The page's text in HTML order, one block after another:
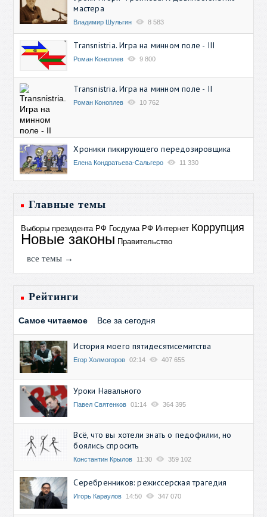
мастера
Владимир Шульгин 8 583
Transnistria. Игра на минном поле - III
Роман Коноплев 9 800
Transnistria. Игра на минном поле - II
Роман Коноплев 10 762
Хроники пикирующего передозировщика
Елена Кондратьева-Сальгеро 11 330
Главные темы
Выборы президента РФ Госдума РФ Интернет Коррупция
Новые законы Правительство
все темы →
Рейтинги
Самое читаемое Все за сегодня
История моего пятидесятисемитства
Егор Холмогоров 02:14 407 655
Уроки Навального
Павел Святенков 01:14 364 395
Всё, что вы хотели знать о педофилии, но
боялись спросить
Константин Крылов 11:30 359 102
Серебренников: режиссерская трагедия
Игорь Караулов 14:50 347 070